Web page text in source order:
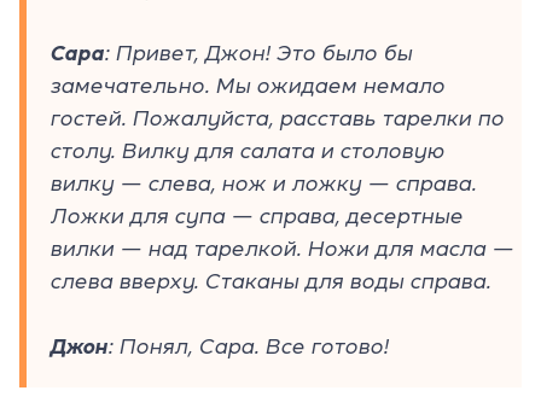
Сара: Привет, Джон! Это было бы
замечательно. Мы ожидаем немало
гостей. Пожалуйста, расставь тарелки по
столу. Вилку для салата и столовую
вилку — слева, нож и ложку — справа.
Ложки для супа — справа, десертные
вилки — над тарелкой. Ножи для масла —
слева вверху. Стаканы для воды справа.
Джон: Понял, Сара. Все готово!